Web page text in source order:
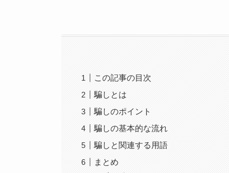
この記事の目次
騙しとは
騙しのポイント
騙しの基本的な流れ
騙しと関連する用語
まとめ